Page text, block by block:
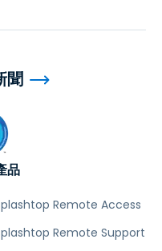
品
Remote Access
Remote Support
聞